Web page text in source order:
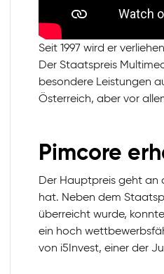
Seit 1997 wird er
Der Staatspreis
besondere Leistungen
Österreich, aber vor
Pimcore
Der Hauptpreis geht an
hat. Neben dem
überreicht wurde,
ein hoch
von i5Invest, einer der